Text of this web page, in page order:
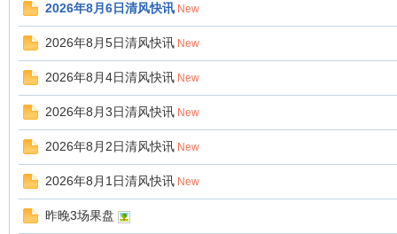
2026年8月6日清风快讯 New
2026年8月5日清风快讯 New
2026年8月4日清风快讯 New
2026年8月3日清风快讯 New
2026年8月2日清风快讯 New
2026年8月1日清风快讯 New
昨晚3场果盘